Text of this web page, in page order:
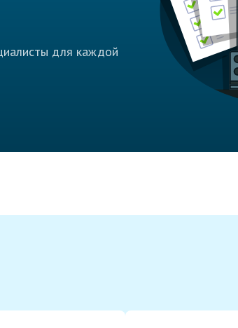
для каждой